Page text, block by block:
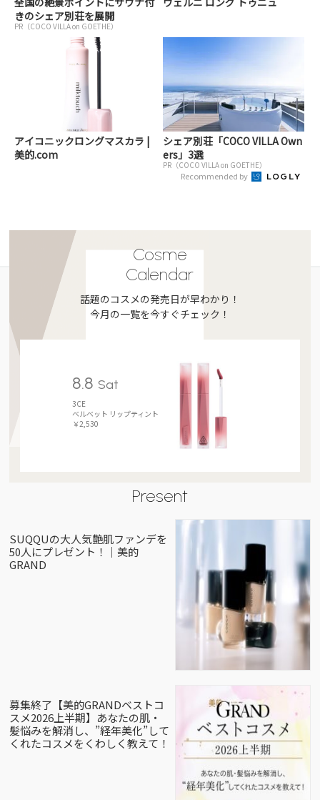
きのシェア別荘を展開
PR（COCO VILLA on GOETHE）
アイコニックロングマスカラ |
美的.com
シェア別荘「COCO VILLA Own
ers」3選
PR（COCO VILLA on GOETHE）
Recommended by
Cosme
Calendar
話題のコスメの発売日が早わかり！
今月の一覧を今すぐチェック！
8.8 Sat
3CE
ベルベット リップティント
￥2,530
Present
SUQQUの大人気艶肌ファンデを
50人にプレゼント！｜美的
GRAND
募集終了【美的GRANDベストコ
スメ2026上半期】あなたの肌・
髪悩みを解消し、”経年美化”して
くれたコスメをくわしく教えて！